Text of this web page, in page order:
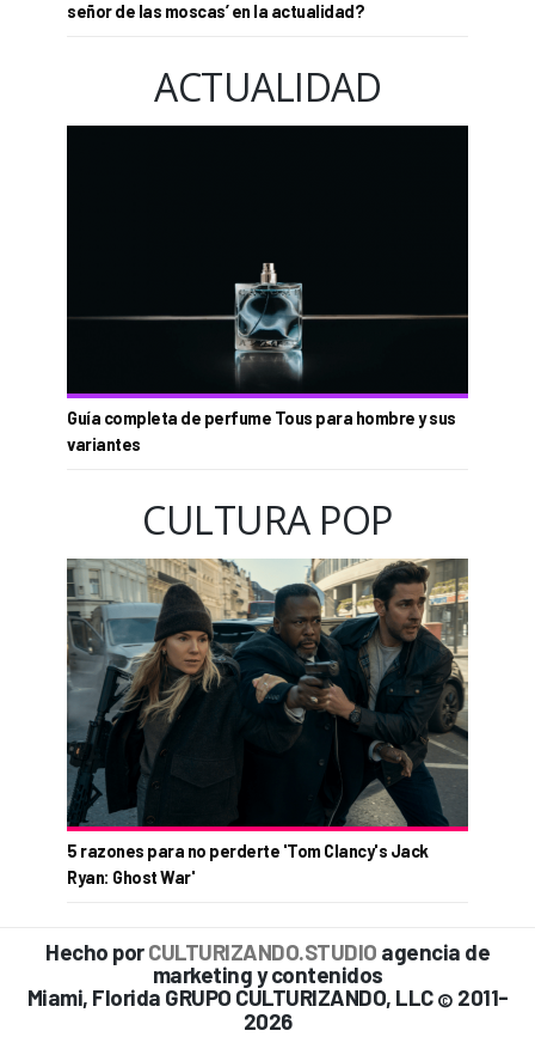
señor de las moscas’ en la actualidad?
ACTUALIDAD
Guía completa de perfume Tous para hombre y sus
variantes
CULTURA POP
5 razones para no perderte 'Tom Clancy's Jack
Ryan: Ghost War'
Hecho porCULTURIZANDO.STUDIO agencia de
marketing y contenidos
Miami, Florida GRUPO CULTURIZANDO, LLC © 2011-
2026